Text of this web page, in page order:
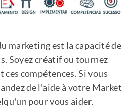
marketing est la capacité de
Soyez créatif ou tournez-
ces compétences. Si vous
de l'aide à votre Market
pour vous aider.